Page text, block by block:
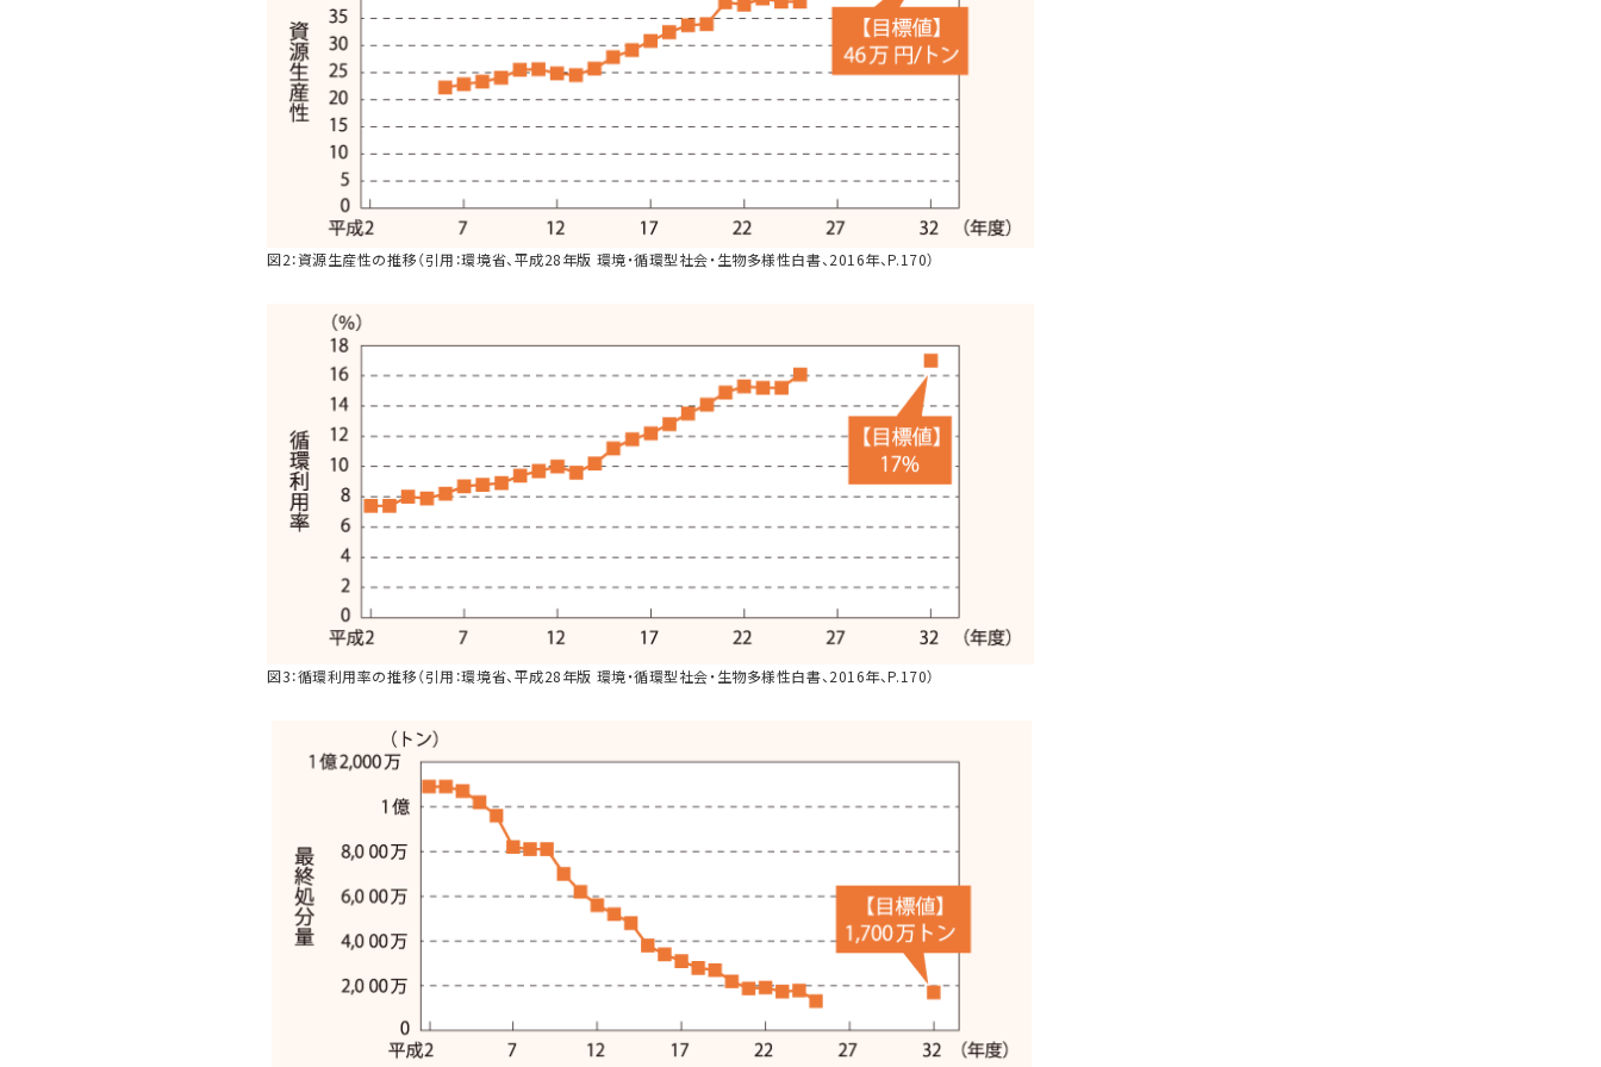
図2：資源生産性の推移（引用：環境省、平成28年版 環境・循環型社会・生物多様性白書、2016年、P.170）
図3：循環利用率の推移（引用：環境省、平成28年版 環境・循環型社会・生物多様性白書、2016年、P.170）